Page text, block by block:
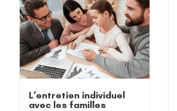
L’entretien individuel
avec les familles